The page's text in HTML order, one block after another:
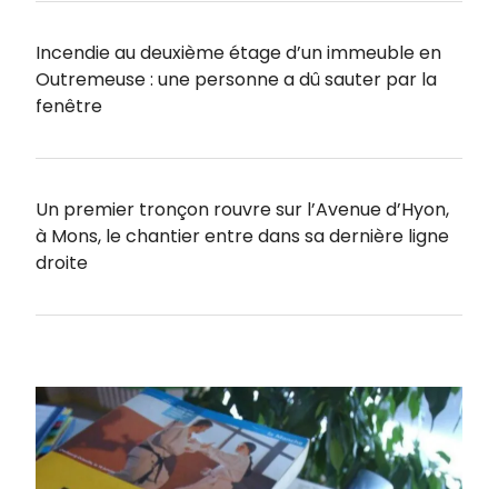
Incendie au deuxième étage d’un immeuble en
Outremeuse : une personne a dû sauter par la
fenêtre
Un premier tronçon rouvre sur l’Avenue d’Hyon,
à Mons, le chantier entre dans sa dernière ligne
droite